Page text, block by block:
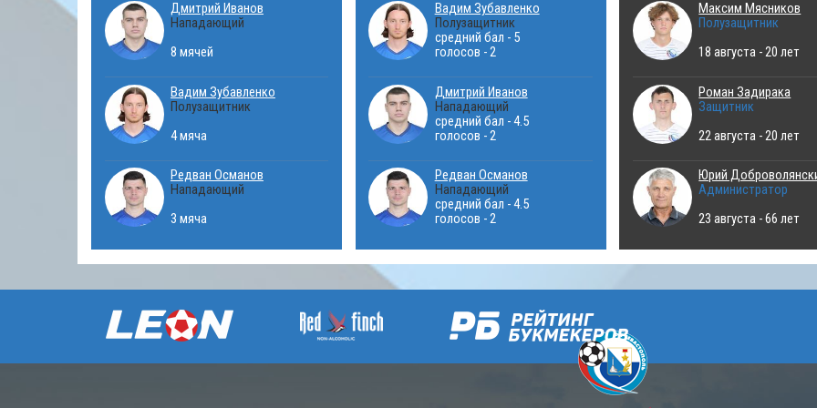
Дмитрий Иванов
Нападающий
8 мячей
Вадим Зубавленко
Полузащитник
4 мяча
Редван Османов
Нападающий
3 мяча
Вадим Зубавленко
Полузащитник
средний бал - 5
голосов - 2
Дмитрий Иванов
Нападающий
средний бал - 4.5
голосов - 2
Редван Османов
Нападающий
средний бал - 4.5
голосов - 2
Максим Мясников
Полузащитник
18 августа - 20 лет
Роман Задирака
Защитник
22 августа - 20 лет
Юрий
Администратор
23 августа - 66 лет